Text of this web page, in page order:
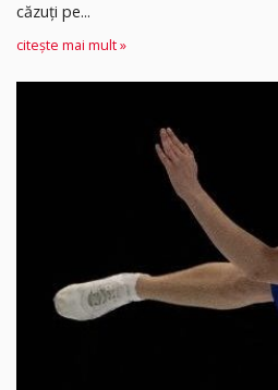
căzuți pe...
citește mai mult »